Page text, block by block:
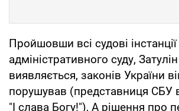
Пройшовши всі судові
адміністративного суду,
виявляється, законів України
порушував (представниця СБУ
"І слава Богу!"), А рішення про